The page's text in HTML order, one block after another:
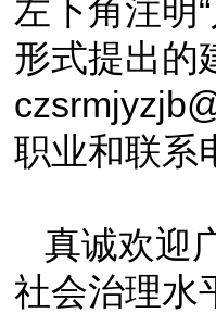
左下角注明
形式提出的
职业和联系
真诚欢迎
社会治理水